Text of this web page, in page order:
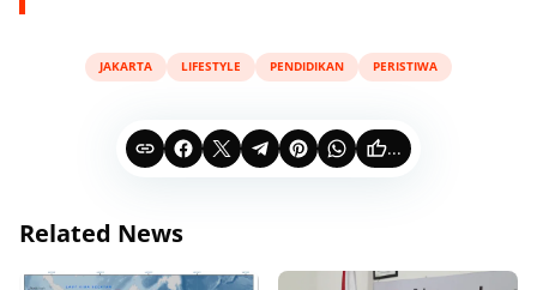
JAKARTA LIFESTYLE PENDIDIKAN PERISTIWA
...
Related News